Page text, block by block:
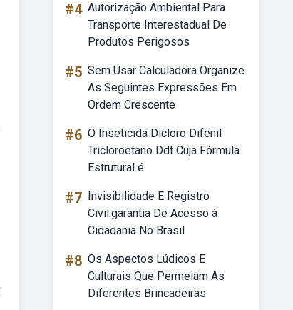
#4 Autorização Ambiental Para
Transporte Interestadual De
Produtos Perigosos
#5 Sem Usar Calculadora Organize
As Seguintes Expressões Em
Ordem Crescente
#6 O Inseticida Dicloro Difenil
Tricloroetano Ddt Cuja Fórmula
Estrutural é
#7 Invisibilidade E Registro
Civil:garantia De Acesso à
Cidadania No Brasil
#8 Os Aspectos Lúdicos E
Culturais Que Permeiam As
Diferentes Brincadeiras